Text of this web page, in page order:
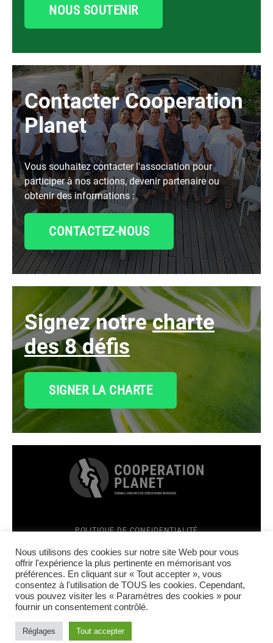
NOUS SOUTENIR
Contacter Cooperation
Planet
Vous souhaitez contacter l'association pour
participer à nos actions, devenir partenaire ou
obtenir des informations :
CONTACTEZ-NOUS
signez notrecharte
des 8 défis
SIGNER LA CHARTE
POLITIQUE DE CONFIDENTIALITÉ
CRÉATION SITE INTERNET : TÊTES À CLICS
FACEBOOK
LINKEDIN
INSTAGRAM
Top
Nous utilisons des cookies sur notre site Web pour vous
offrir l'expérience la plus pertinente en mémorisant vos
préférences. En cliquant sur « Tout accepter », vous
consentez à l'utilisation de TOUS les cookies. Cependant,
vous pouvez visiter les « Paramètres des cookies » pour
fournir un consentement contrôlé.
Réglages Tout accepter